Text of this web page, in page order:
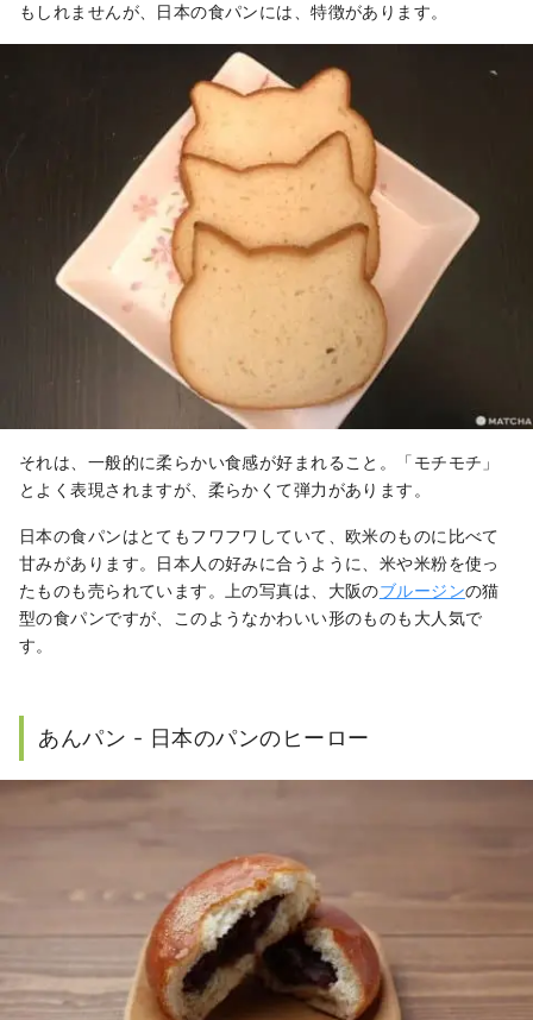
もしれませんが、日本の食パンには、特徴があります。
それは、一般的に柔らかい食感が好まれること。「モチモチ」
とよく表現されますが、柔らかくて弾力があります。
日本の食パンはとてもフワフワしていて、欧米のものに比べて
甘みがあります。日本人の好みに合うように、米や米粉を使っ
たものも売られています。上の写真は、大阪のブルージンの猫
型の食パンですが、このようなかわいい形のものも大人気で
す。
あんパン - 日本のパンのヒーロー